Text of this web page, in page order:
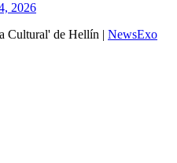
2026
Cultural' de Hellín
NewsExo